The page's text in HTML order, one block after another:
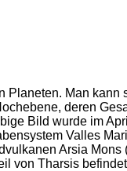
Man
deren
Bild wurde im
Valles
Arsia
Tharsis